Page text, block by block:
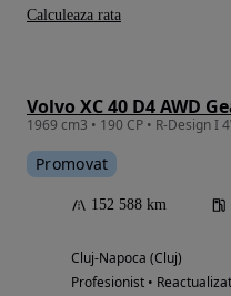
Volvo XC 40 D4 AWD
Promovat
152 588 km
Cluj-Napoca (Cluj)
Profesionist • Reactualizat
Calculeaza rata